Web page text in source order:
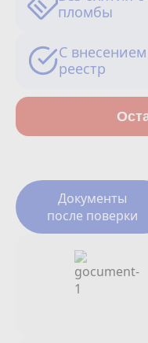
Сотрудничество
Юридические
О нас
Бонусы
Официальный
пломбы
С
реестр
Документы
после поверки